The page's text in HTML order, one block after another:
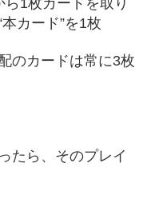
カード”を1枚
のカードは常に3枚
たら、そのプレイ